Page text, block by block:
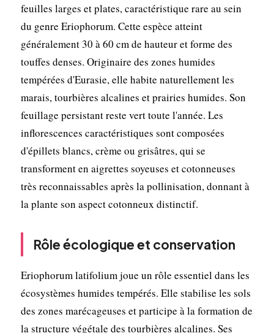
feuilles larges et plates, caractéristique rare au sein
du genre Eriophorum. Cette espèce atteint
généralement 30 à 60 cm de hauteur et forme des
touffes denses. Originaire des zones humides
tempérées d'Eurasie, elle habite naturellement les
marais, tourbières alcalines et prairies humides. Son
feuillage persistant reste vert toute l'année. Les
inflorescences caractéristiques sont composées
d'épillets blancs, crème ou grisâtres, qui se
transforment en aigrettes soyeuses et cotonneuses
très reconnaissables après la pollinisation, donnant à
la plante son aspect cotonneux distinctif.
Rôle écologique et conservation
Eriophorum latifolium joue un rôle essentiel dans les
écosystèmes humides tempérés. Elle stabilise les sols
des zones marécageuses et participe à la formation de
la structure végétale des tourbières alcalines. Ses